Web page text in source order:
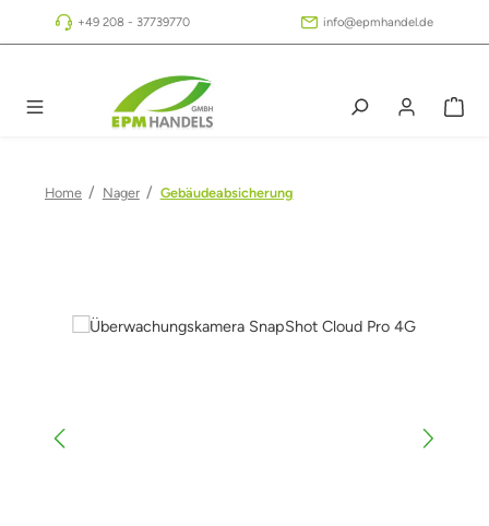
Zum Hauptinhalt springen
+49 208 - 37739770 info@epmhandel.de
Home / Nager / Gebäudeabsicherung
Bildergalerie überspringen